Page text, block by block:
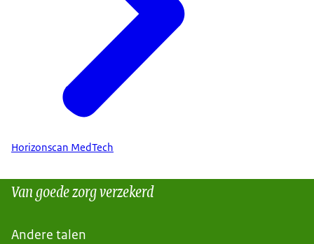
Horizonscan MedTech
Van goede zorg verzekerd
Andere talen